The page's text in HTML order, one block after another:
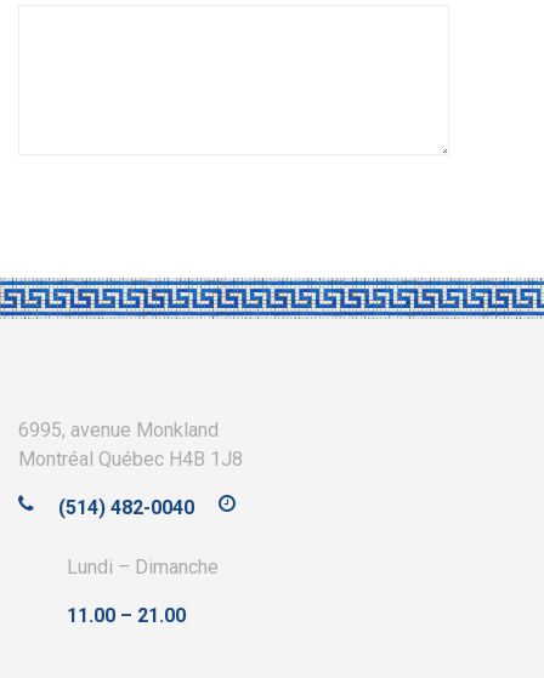
6995, avenue Monkland
Montréal Québec H4B 1J8
(514) 482-0040
Lundi – Dimanche
11.00 – 21.00